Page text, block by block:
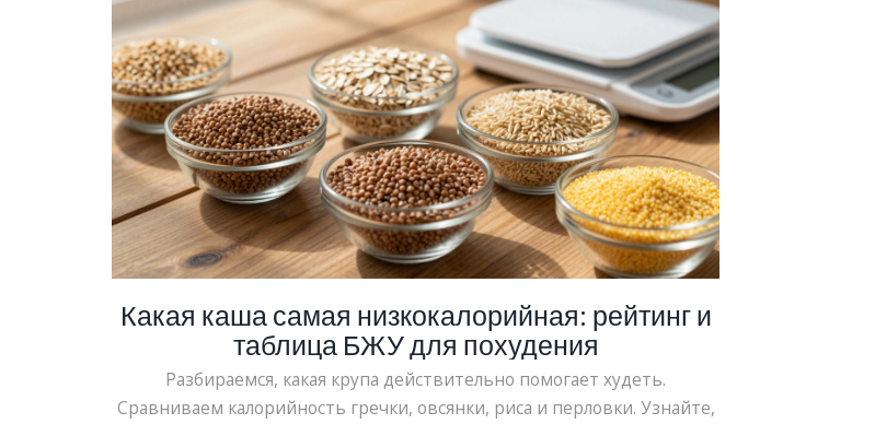
Какая каша самая низкокалорийная: рейтинг и
таблица БЖУ для похудения
Разбираемся, какая крупа действительно помогает худеть.
Сравниваем калорийность гречки, овсянки, риса и перловки. Узнайте,